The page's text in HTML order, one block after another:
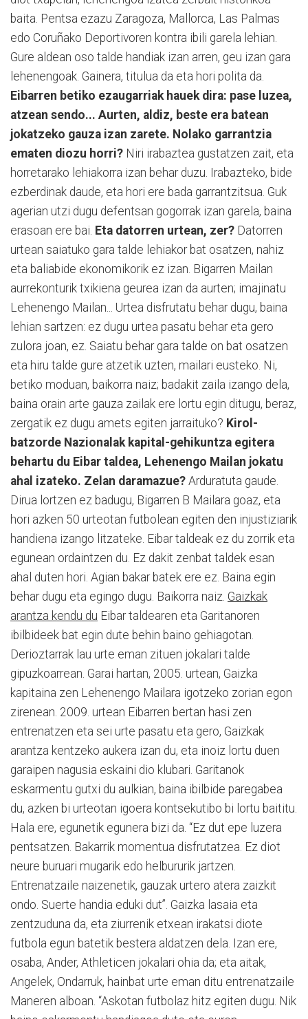
baita. Pentsa ezazu Zaragoza, Mallorca, Las Palmas
edo Coruñako Deportivoren kontra ibili garela lehian.
Gure aldean oso talde handiak izan arren, geu izan gara
lehenengoak. Gainera, titulua da eta hori polita da.
Eibarren betiko ezaugarriak hauek dira: pase luzea,
atzean sendo... Aurten, aldiz, beste era batean
jokatzeko gauza izan zarete. Nolako garrantzia
ematen diozu horri? Niri irabaztea gustatzen zait, eta
horretarako lehiakorra izan behar duzu. Irabazteko, bide
ezberdinak daude, eta hori ere bada garrantzitsua. Guk
agerian utzi dugu defentsan gogorrak izan garela, baina
erasoan ere bai. Eta datorren urtean, zer? Datorren
urtean saiatuko gara talde lehiakor bat osatzen, nahiz
eta baliabide ekonomikorik ez izan. Bigarren Mailan
aurrekonturik txikiena geurea izan da aurten; imajinatu
Lehenengo Mailan... Urtea disfrutatu behar dugu, baina
lehian sartzen: ez dugu urtea pasatu behar eta gero
zulora joan, ez. Saiatu behar gara talde on bat osatzen
eta hiru talde gure atzetik uzten, mailari eusteko. Ni,
betiko moduan, baikorra naiz; badakit zaila izango dela,
baina orain arte gauza zailak ere lortu egin ditugu, beraz,
zergatik ez dugu amets egiten jarraituko? Kirol-
batzorde Nazionalak kapital-gehikuntza egitera
behartu du Eibar taldea, Lehenengo Mailan jokatu
ahal izateko. Zelan daramazue? Arduratuta gaude.
Dirua lortzen ez badugu, Bigarren B Mailara goaz, eta
hori azken 50 urteotan futbolean egiten den injustiziarik
handiena izango litzateke. Eibar taldeak ez du zorrik eta
egunean ordaintzen du. Ez dakit zenbat taldek esan
ahal duten hori. Agian bakar batek ere ez. Baina egin
behar dugu eta egingo dugu. Baikorra naiz. Gaizkak
arantza kendu du Eibar taldearen eta Garitanoren
ibilbideek bat egin dute behin baino gehiagotan.
Derioztarrak lau urte eman zituen jokalari talde
gipuzkoarrean. Garai hartan, 2005. urtean, Gaizka
kapitaina zen Lehenengo Mailara igotzeko zorian egon
zirenean. 2009. urtean Eibarren bertan hasi zen
entrenatzen eta sei urte pasatu eta gero, Gaizkak
arantza kentzeko aukera izan du, eta inoiz lortu duen
garaipen nagusia eskaini dio klubari. Garitanok
eskarmentu gutxi du aulkian, baina ibilbide paregabea
du, azken bi urteotan igoera kontsekutibo bi lortu baititu.
Hala ere, egunetik egunera bizi da. “Ez dut epe luzera
pentsatzen. Bakarrik momentua disfrutatzea. Ez diot
neure buruari mugarik edo helbururik jartzen.
Entrenatzaile naizenetik, gauzak urtero atera zaizkit
ondo. Suerte handia eduki dut”. Gaizka lasaia eta
zentzuduna da, eta ziurrenik etxean irakatsi diote
futbola egun batetik bestera aldatzen dela. Izan ere,
osaba, Ander, Athleticen jokalari ohia da; eta aitak,
Angelek, Ondarruk, hainbat urte eman ditu entrenatzaile
Maneren alboan. “Askotan futbolaz hitz egiten dugu. Nik